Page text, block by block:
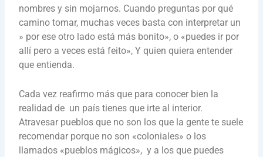
nombres y sin mojarnos. Cuando preguntas por qué
camino tomar, muchas veces basta con interpretar un
» por ese otro lado está más bonito», o «puedes ir por
allí pero a veces está feito», Y quien quiera entender
que entienda.
Cada vez reafirmo más que para conocer bien la
realidad de un país tienes que irte al interior.
Atravesar pueblos que no son los que la gente te suele
recomendar porque no son «coloniales» o los
llamados «pueblos mágicos», y a los que puedes